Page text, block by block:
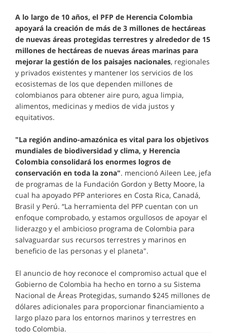
A lo largo de 10 años, el PFP de Herencia Colombia
apoyará la creación de más de 3 millones de hectáreas
de nuevas áreas protegidas terrestres y alrededor de 15
millones de hectáreas de nuevas áreas marinas para
mejorar la gestión de los paisajes nacionales, regionales
y privados existentes y mantener los servicios de los
ecosistemas de los que dependen millones de
colombianos para obtener aire puro, agua limpia,
alimentos, medicinas y medios de vida justos y
equitativos.
"La región andino-amazónica es vital para los objetivos
mundiales de biodiversidad y clima, y Herencia
Colombia consolidará los enormes logros de
conservación en toda la zona". mencionó Aileen Lee, jefa
de programas de la Fundación Gordon y Betty Moore, la
cual ha apoyado PFP anteriores en Costa Rica, Canadá,
Brasil y Perú. “La herramienta del PFP cuentan con un
enfoque comprobado, y estamos orgullosos de apoyar el
liderazgo y el ambicioso programa de Colombia para
salvaguardar sus recursos terrestres y marinos en
beneficio de las personas y el planeta".
El anuncio de hoy reconoce el compromiso actual que el
Gobierno de Colombia ha hecho en torno a su Sistema
Nacional de Áreas Protegidas, sumando $245 millones de
dólares adicionales para proporcionar financiamiento a
largo plazo para los entornos marinos y terrestres en
todo Colombia.